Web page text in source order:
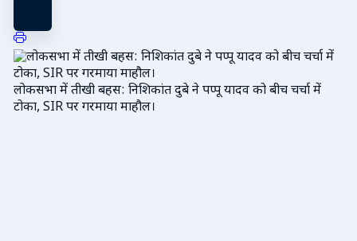
लोकसभा में तीखी बहस: निशिकांत दुबे ने पप्पू यादव को बीच चर्चा में
टोका, SIR पर गरमाया माहौल।